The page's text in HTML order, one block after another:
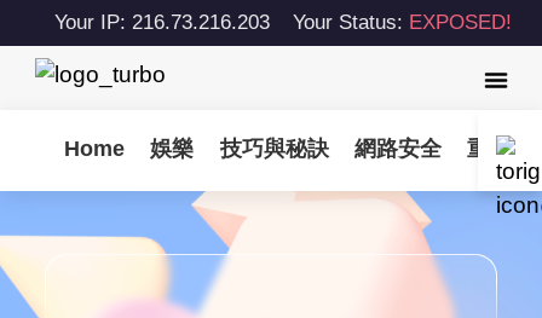
Your IP: 216.73.216.203 Your Status: EXPOSED!
Home 娛樂 技巧與秘訣 網路安全 重要更